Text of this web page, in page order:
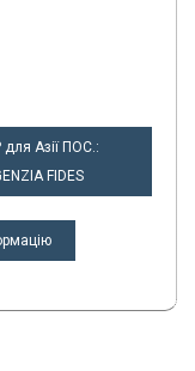
Азії ПОС.:
FIDES